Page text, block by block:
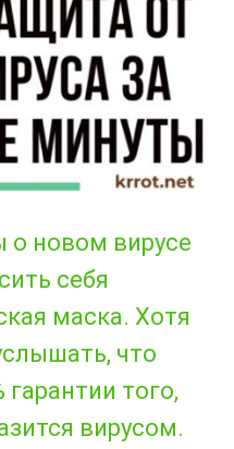
новом вирусе
себя
маска. Хотя
что
гарантии того,
вирусом.